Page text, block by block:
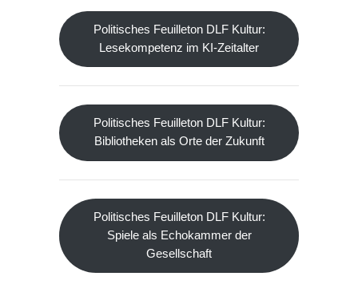
Politisches Feuilleton DLF Kultur:
Lesekompetenz im KI-Zeitalter
Politisches Feuilleton DLF Kultur:
Bibliotheken als Orte der Zukunft
Politisches Feuilleton DLF Kultur:
Spiele als Echokammer der
Gesellschaft